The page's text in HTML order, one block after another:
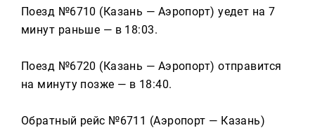
Поезд №6710 (Казань — Аэропорт) уедет на 7
минут раньше — в 18:03.
Поезд №6720 (Казань — Аэропорт) отправится
на минуту позже — в 18:40.
Обратный рейс №6711 (Аэропорт — Казань)